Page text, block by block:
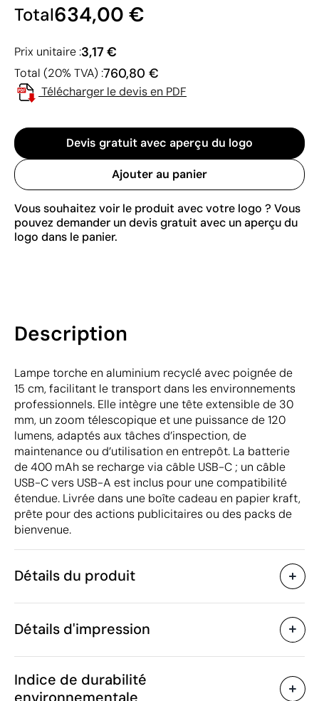
Total634,00 €
Prix unitaire :3,17 €
Total (20% TVA) :760,80 €
Télécharger le devis en PDF
Devis gratuit avec aperçu du logo
Ajouter au panier
Vous souhaitez voir le produit avec votre logo ? Vous
pouvez demander un devis gratuit avec un aperçu du
logo dans le panier.
Description
Lampe torche en aluminium recyclé avec poignée de
15 cm, facilitant le transport dans les environnements
professionnels. Elle intègre une tête extensible de 30
mm, un zoom télescopique et une puissance de 120
lumens, adaptés aux tâches d’inspection, de
maintenance ou d’utilisation en entrepôt. La batterie
de 400 mAh se recharge via câble USB-C ; un câble
USB-C vers USB-A est inclus pour une compatibilité
étendue. Livrée dans une boîte cadeau en papier kraft,
prête pour des actions publicitaires ou des packs de
bienvenue.
Détails du produit
Caractéristiques
Code du produit
Taille
Détails d'impression
Indice de durabilité
environnementale